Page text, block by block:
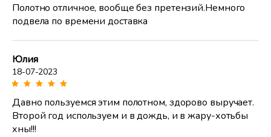
Полотно отличное, вообще без претензий.Немного
подвела по времени доставка
Юлия
18-07-2023
Давно пользуемся этим полотном, здорово выручает.
Второй год используем и в дождь, и в жару-хотьбы
хны!!!